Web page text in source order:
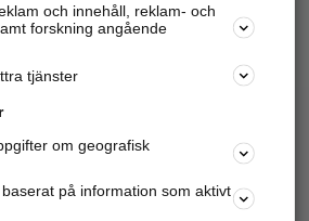
adresser, företagsinfo mm.
Marknadsför företaget
Kom igång och annonsera mot
samarbetspartners nära dig.
och innehåll, reklam- och
forskning angående
tjänster
om geografisk
på information som aktivt